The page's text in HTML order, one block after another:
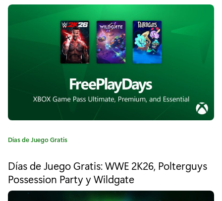
a
d
i
z
o
S
l
m
e
-
o
C
e
g
o
Días de Juego Gratis
Días de Juego Gratis: WWE 2K26, Polterguys
Possession Party y Wildgate